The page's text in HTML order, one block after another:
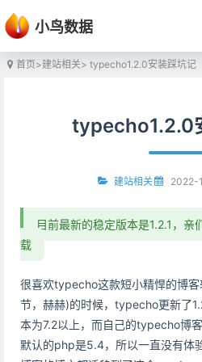
小鸟数据
首页>建站相关> typecho1.2.0安装踩坑记
typecho1.2.0
建站相关 2022-
目前最新的稳定版本是1.2.1，
载
很喜欢typecho这款短小精悍的博
节，赫赫)的时候，typecho更新了
本为7.2以上，而自己的typecho博
默认的php是5.4，所以一直没有体